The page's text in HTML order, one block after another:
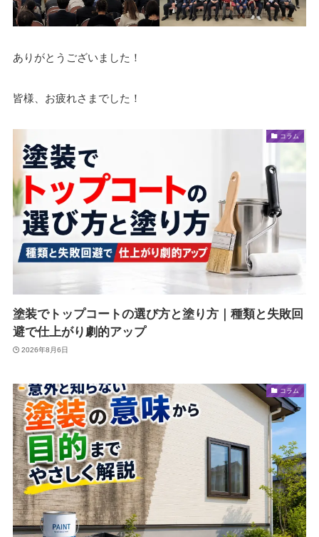
ありがとうございました！
皆様、お疲れさまでした！
コラム
塗装でトップコートの選び方と塗り方｜種類と失敗回
避で仕上がり劇的アップ
2026年8月6日
コラム